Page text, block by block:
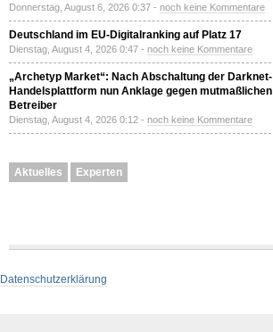
Donnerstag, August 6, 2026 0:37 - noch keine Kommentare
Deutschland im EU-Digitalranking auf Platz 17
Dienstag, August 4, 2026 0:47 - noch keine Kommentare
„Archetyp Market“: Nach Abschaltung der Darknet-
Handelsplattform nun Anklage gegen mutmaßlichen
Betreiber
Dienstag, August 4, 2026 0:12 - noch keine Kommentare
Aktuelles Experten
Datenschutzerklärung